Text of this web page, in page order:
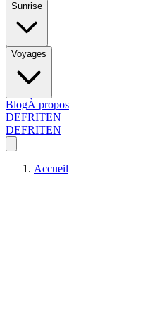
Sunrise
Voyages
BlogÀ propos
DEFRITEN
DEFRITEN
Accueil